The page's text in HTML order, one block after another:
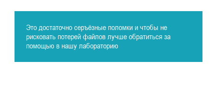
Это достаточно серъёзные поломки и чтобы не
рисковать потерей файлов лучше обратиться за
помощью в нашу лабораторию